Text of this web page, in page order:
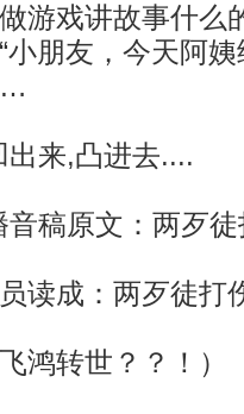
游戏讲故事什么
小朋友，今天阿
出来,凸进去....
音稿原文：两歹
读成：两歹徒打
飞鸿转世？？！）